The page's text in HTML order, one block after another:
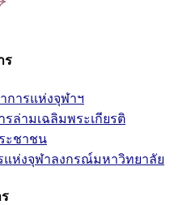
ร
การแห่งจุฬาฯ
ล่ามเฉลิมพระเกียรติ
ะชาชน
แห่งจุฬาลงกรณ์มหาวิทยาลัย